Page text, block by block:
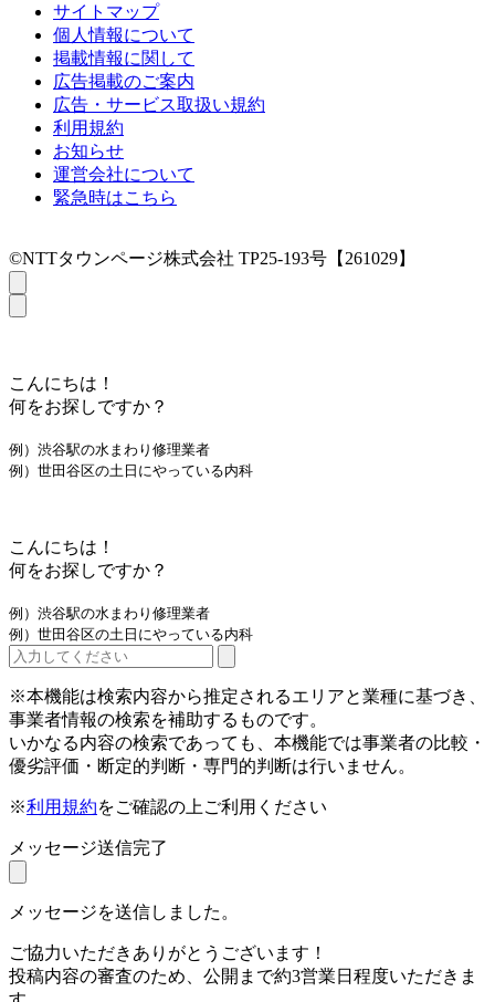
サイトマップ
個人情報について
掲載情報に関して
広告掲載のご案内
広告・サービス取扱い規約
利用規約
お知らせ
運営会社について
緊急時はこちら
©NTTタウンページ株式会社 TP25-193号【261029】
こんにちは！
何をお探しですか？
例）渋谷駅の水まわり修理業者
例）世田谷区の土日にやっている内科
こんにちは！
何をお探しですか？
例）渋谷駅の水まわり修理業者
例）世田谷区の土日にやっている内科
※本機能は検索内容から推定されるエリアと業種に基づき、
事業者情報の検索を補助するものです。
いかなる内容の検索であっても、本機能では事業者の比較・
優劣評価・断定的判断・専門的判断は行いません。
※利用規約をご確認の上ご利用ください
メッセージ送信完了
メッセージを送信しました。
ご協力いただきありがとうございます！
投稿内容の審査のため、公開まで約3営業日程度いただきま